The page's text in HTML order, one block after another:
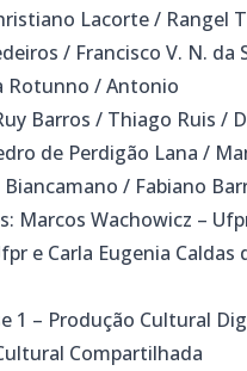
Lacorte / Rangel
/ Francisco V. N. da
Rotunno / Antonio
Barros / Thiago Ruis /
de Perdigão Lana /
Biancamano / Fabiano
Marcos Wachowicz –
e Carla Eugenia Caldas
1 – Produção Cultural
Compartilhada